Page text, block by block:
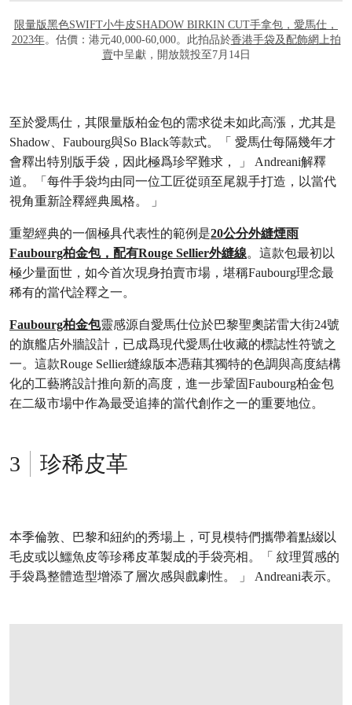
限量版黑色SWIFT小牛皮SHADOW BIRKIN CUT手拿包，愛馬仕，
2023年。估價：港元40,000-60,000。此拍品於香港手袋及配飾網上拍
賣中呈獻，開放競投至7月14日
至於愛馬仕，其限量版柏金包的需求從未如此高漲，尤其是
Shadow、Faubourg與So Black等款式。「 愛馬仕每隔幾年才
會釋出特別版手袋，因此極爲珍罕難求， 」 Andreani解釋
道。「每件手袋均由同一位工匠從頭至尾親手打造，以當代
視角重新詮釋經典風格。 」
重塑經典的一個極具代表性的範例是20公分外縫煙雨
Faubourg柏金包，配有Rouge Sellier外縫線。這款包最初以
極少量面世，如今首次現身拍賣市場，堪稱Faubourg理念最
稀有的當代詮釋之一。
Faubourg柏金包靈感源自愛馬仕位於巴黎聖奧諾雷大街24號
的旗艦店外牆設計，已成爲現代愛馬仕收藏的標誌性符號之
一。這款Rouge Sellier縫線版本憑藉其獨特的色調與高度結構
化的工藝將設計推向新的高度，進一步鞏固Faubourg柏金包
在二級市場中作為最受追捧的當代創作之一的重要地位。
珍稀皮革
本季倫敦、巴黎和紐約的秀場上，可見模特們攜帶着點綴以
毛皮或以鱷魚皮等珍稀皮革製成的手袋亮相。「 紋理質感的
手袋爲整體造型增添了層次感與戲劇性。 」 Andreani表示。